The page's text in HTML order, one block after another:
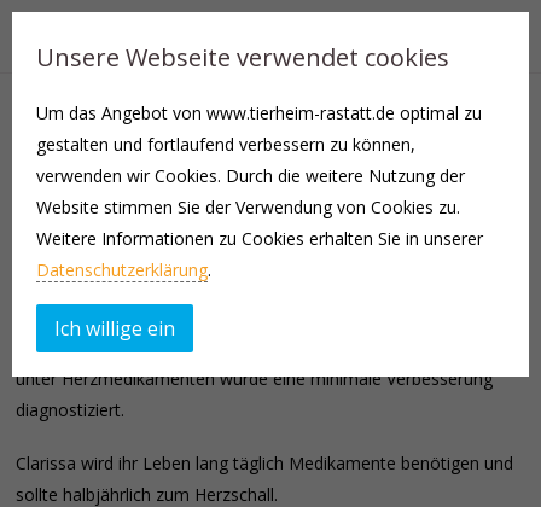
Clarissa wurde lange draußen beobachtet, bis sie als Fundtier
den Weg zu uns fand. Sie war von Beginn an sehr gesprächig und
menschenbezogen. Eigenartig, dass sie niemand vermisste.
Beim Routinecheck aufgrund der Erstimpfung wurde bei ihr ein
Herzgeräusch entdeckt. Wir ließen einen Herzschall durchführen,
bei dem eine mittelgradige HCM festgestellt wurde (vermutlich
angeboren), sowie eine Pulmonalstenose. Nach einer Kontrolle
unter Herzmedikamenten wurde eine minimale Verbesserung
diagnostiziert.
Clarissa wird ihr Leben lang täglich Medikamente benötigen und
sollte halbjährlich zum Herzschall.
Unsere Webseite verwendet cookies
Um das Angebot von www.tierheim-rastatt.de optimal zu
gestalten und fortlaufend verbessern zu können,
verwenden wir Cookies. Durch die weitere Nutzung der
Website stimmen Sie der Verwendung von Cookies zu.
Weitere Informationen zu Cookies erhalten Sie in unserer
Datenschutzerklärung.
Ich willige ein